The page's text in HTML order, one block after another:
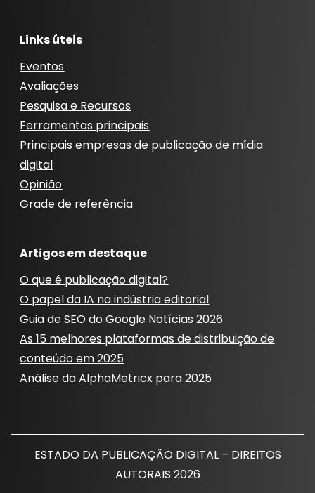
Links úteis
Eventos
Avaliações
Pesquisa e Recursos
Ferramentas principais
Principais empresas de publicação de mídia
digital
Opinião
Grade de referência
Artigos em destaque
O que é publicação digital?
O papel da IA ​​na indústria editorial
Guia de SEO do Google Notícias 2026
As 15 melhores plataformas de distribuição de
conteúdo em 2025
Análise da AlphaMetricx para 2025
ESTADO DA PUBLICAÇÃO DIGITAL – DIREITOS
AUTORAIS 2026